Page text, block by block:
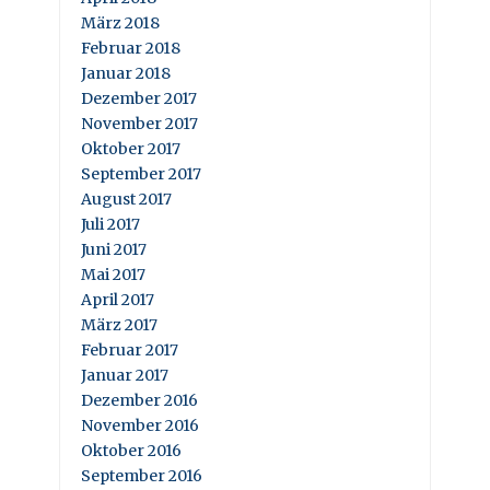
März 2018
Februar 2018
Januar 2018
Dezember 2017
November 2017
Oktober 2017
September 2017
August 2017
Juli 2017
Juni 2017
Mai 2017
April 2017
März 2017
Februar 2017
Januar 2017
Dezember 2016
November 2016
Oktober 2016
September 2016